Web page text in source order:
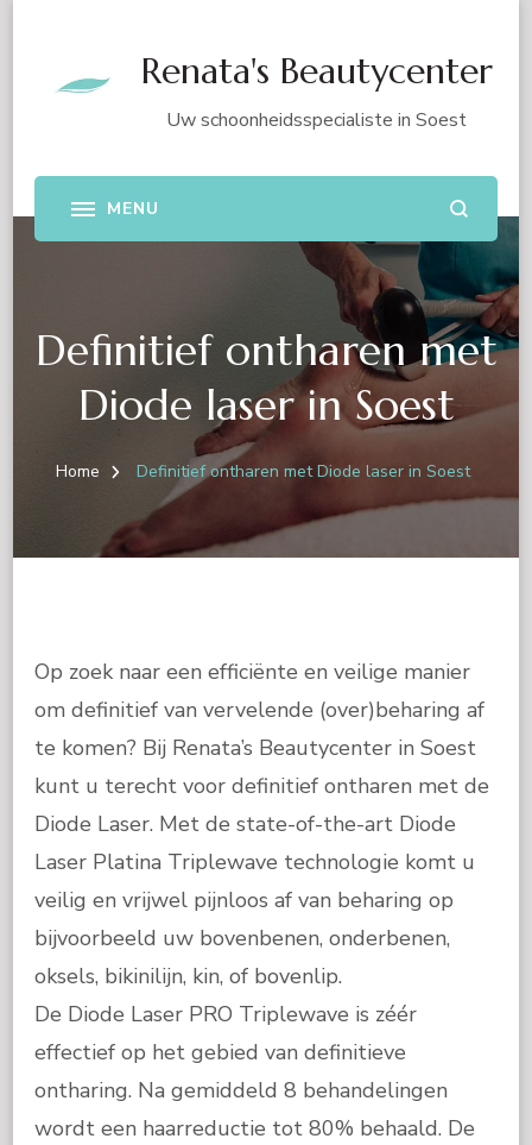
Renata's Beautycenter
Uw schoonheidsspecialiste in Soest
Definitief ontharen met
Diode laser in Soest
Home Definitief ontharen met Diode laser in Soest
Op zoek naar een efficiënte en veilige manier
om definitief van vervelende (over)beharing af
te komen? Bij Renata’s Beautycenter in Soest
kunt u terecht voor definitief ontharen met de
Diode Laser. Met de state-of-the-art Diode
Laser Platina Triplewave technologie komt u
veilig en vrijwel pijnloos af van beharing op
bijvoorbeeld uw bovenbenen, onderbenen,
oksels, bikinilijn, kin, of bovenlip.
De Diode Laser PRO Triplewave is zéér
effectief op het gebied van definitieve
ontharing. Na gemiddeld 8 behandelingen
wordt een haarreductie tot 80% behaald. De